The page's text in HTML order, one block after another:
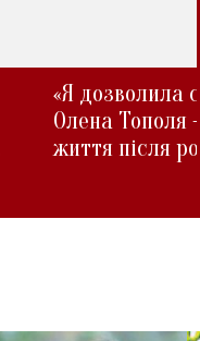
«Я дозволила
Олена Тополя
життя після